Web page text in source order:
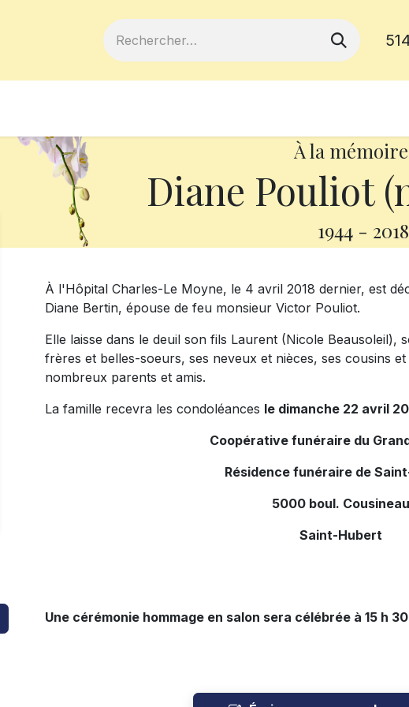
À la
Diane Pouliot
1944 - 2018
À l'Hôpital Charles-Le Moyne, le 4 avril 2018 dernier, est
Diane Bertin, épouse de feu monsieur Victor Pouliot.
Elle laisse dans le deuil son fils Laurent (Nicole
frères et belles-soeurs, ses neveux et nièces, ses cousins et
nombreux parents et amis.
La famille recevra les condoléances le dimanche 22 avril
Coopérative funéraire du
Résidence funéraire de
5000 boul. Cousineau
Saint-Hubert
Une cérémonie hommage en salon sera célébrée à 15 h